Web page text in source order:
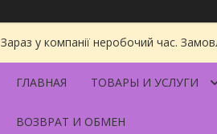
Зараз у компанії неробочий час.
ГЛАВНАЯ ТОВАРЫ И УСЛУГИ
ВОЗВРАТ И ОБМЕН